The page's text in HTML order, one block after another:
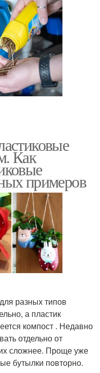
Как
примеров
разных типов
а пластик
компост . Недавно
отдельно от
сложнее. Проще уже
бутылки повторно.